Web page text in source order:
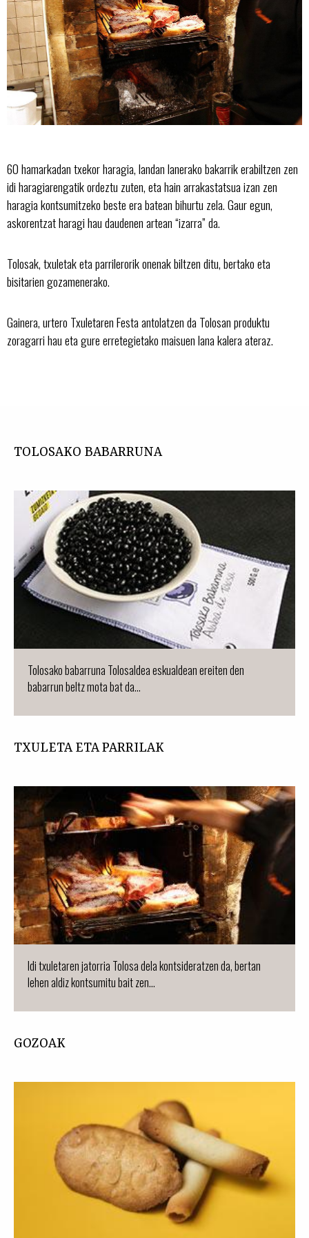
60 hamarkadan txekor haragia, landan lanerako bakarrik erabiltzen zen
idi haragiarengatik ordeztu zuten, eta hain arrakastatsua izan zen
haragia kontsumitzeko beste era batean bihurtu zela. Gaur egun,
askorentzat haragi hau daudenen artean “izarra” da.
Tolosak, txuletak eta parrilerorik onenak biltzen ditu, bertako eta
bisitarien gozamenerako.
Gainera, urtero Txuletaren Festa antolatzen da Tolosan produktu
zoragarri hau eta gure erretegietako maisuen lana kalera ateraz.
TOLOSAKO BABARRUNA
Tolosako babarruna Tolosaldea eskualdean ereiten den
babarrun beltz mota bat da...
TXULETA ETA PARRILAK
Idi txuletaren jatorria Tolosa dela kontsideratzen da, bertan
lehen aldiz kontsumitu bait zen...
GOZOAK